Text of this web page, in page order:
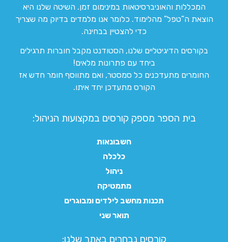
המכללות והאוניברסיטאות במינימום זמן. השיטה שלנו היא
הוצאת ה”טפל” מהלימוד. כלומר אנו מלמדים בדיוק מה שצריך
כדי להצטיין בבחינה.
בקורסים הדיגיטליים שלנו, הסטודנט מקבל חוברות תרגילים
ביחד עם פתרונות מלאים!
החומרים מתעדכנים כל סמסטר, ואם מתווסף חומר חדש אז
הקורס מתעדכן יחד איתו.
בית הספר מספק קורסים במקצועות הניהול:
חשבונאות
כלכלה
ניהול
מתמטיקה
תכנות מחשב לילדים ומבוגרים
תואר שני
קורסים נבחרים באתר שלנו:​